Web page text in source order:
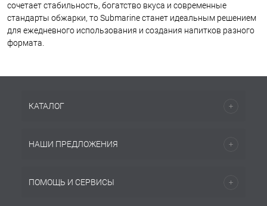
сочетает стабильность, богатство вкуса и современные
стандарты обжарки, то Submarine станет идеальным решением
для ежедневного использования и создания напитков разного
формата.
КАТАЛОГ
НАШИ ПРЕДЛОЖЕНИЯ
ПОМОЩЬ И СЕРВИСЫ